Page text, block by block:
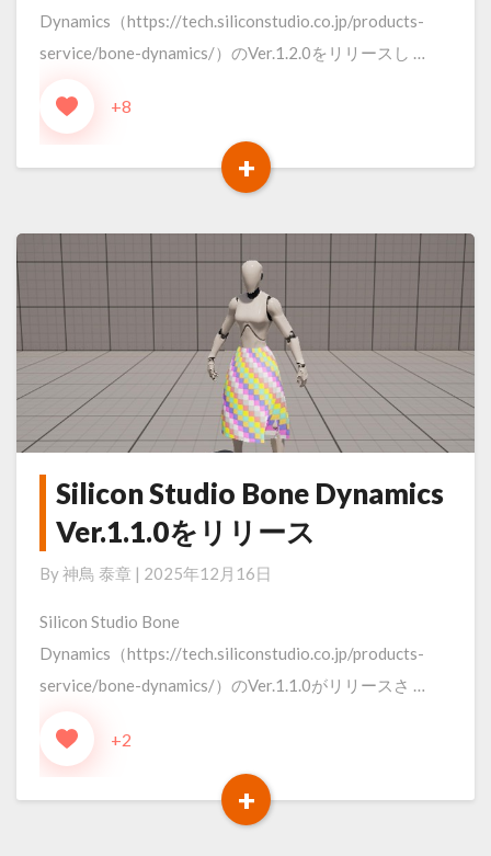
を
リ
ス
Dynamics（https://tech.siliconstudio.co.jp/products-
service/bone-dynamics/）のVer.1.2.0をリリースし …
+
Read
More
+8
Silicon
Studio
Bone
Dynamics
Ver.1.1.0
を
リ
ス
Silicon Studio Bone Dynamics
Ver.1.1.0をリリース
By神鳥 泰章 | 2025年12月16日
Silicon Studio Bone
Dynamics（https://tech.siliconstudio.co.jp/products-
service/bone-dynamics/）のVer.1.1.0がリリースさ …
+
Read
+2